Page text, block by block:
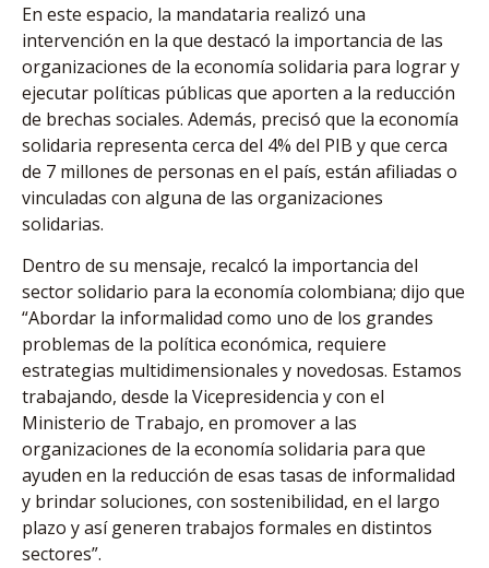
En este espacio, la mandataria realizó una
intervención en la que destacó la importancia de las
organizaciones de la economía solidaria para lograr y
ejecutar políticas públicas que aporten a la reducción
de brechas sociales. Además, precisó que la economía
solidaria representa cerca del 4% del PIB y que cerca
de 7 millones de personas en el país, están afiliadas o
vinculadas con alguna de las organizaciones
solidarias.
Dentro de su mensaje, recalcó la importancia del
sector solidario para la economía colombiana; dijo que
“Abordar la informalidad como uno de los grandes
problemas de la política económica, requiere
estrategias multidimensionales y novedosas. Estamos
trabajando, desde la Vicepresidencia y con el
Ministerio de Trabajo, en promover a las
organizaciones de la economía solidaria para que
ayuden en la reducción de esas tasas de informalidad
y brindar soluciones, con sostenibilidad, en el largo
plazo y así generen trabajos formales en distintos
sectores”.